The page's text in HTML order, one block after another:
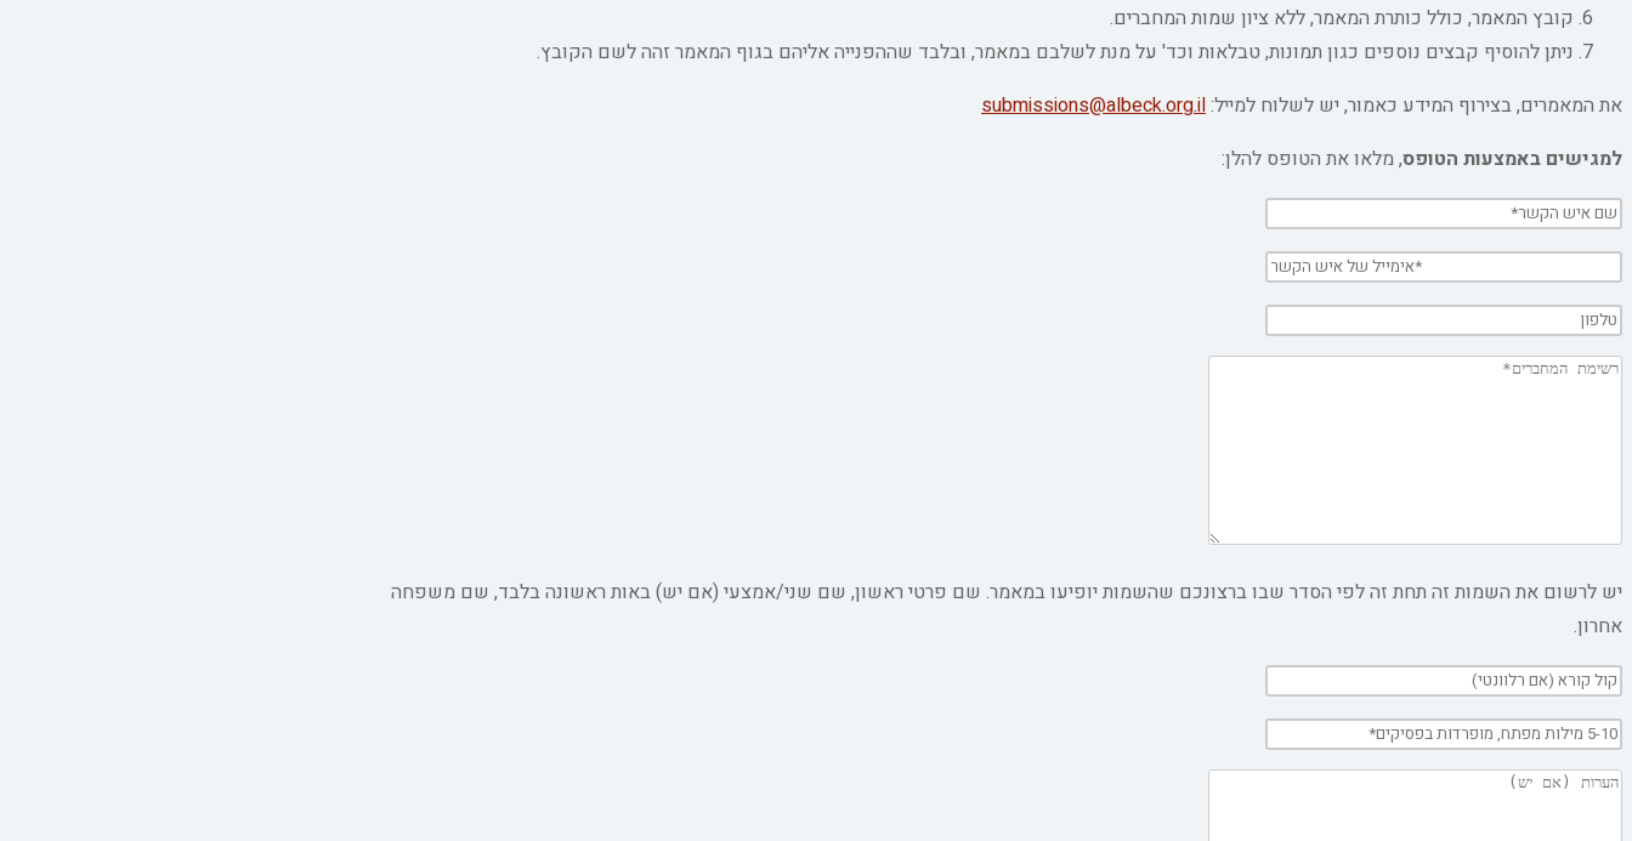
קובץ המאמר, כולל כותרת המאמר, ללא ציון שמות המחברים.
ניתן להוסיף קבצים נוספים כגון תמונות, טבלאות וכד' על מנת לשלבם במאמר, ובלבד שההפנייה אליהם בגוף המאמר זהה לשם הקובץ.
את המאמרים, בצירוף המידע כאמור, יש לשלוח למייל:submissions@albeck.org.il
למגישים באמצעות הטופס, מלאו את הטופס להלן:
יש לרשום את השמות זה תחת זה לפי הסדר שבו ברצונכם שהשמות יופיעו במאמר. שם פרטי ראשון, שם שני/אמצעי (אם יש) באות ראשונה בלבד, שם משפחה
אחרון.